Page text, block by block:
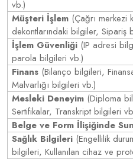
vb.)
Müşteri İşlem (Çağrı merkezi
dekontlarındaki bilgiler,
İşlem Güvenliği (IP adresi
parola bilgileri vb.)
Finans (Bilanço bilgileri,
Malvarlığı bilgileri vb.)
Mesleki Deneyim (Diploma
Sertifikalar, Transkript bilgileri
Belge ve Form İlişiğinde
Sağlık Bilgileri (Engellilik
bilgileri, Kullanılan cihaz ve